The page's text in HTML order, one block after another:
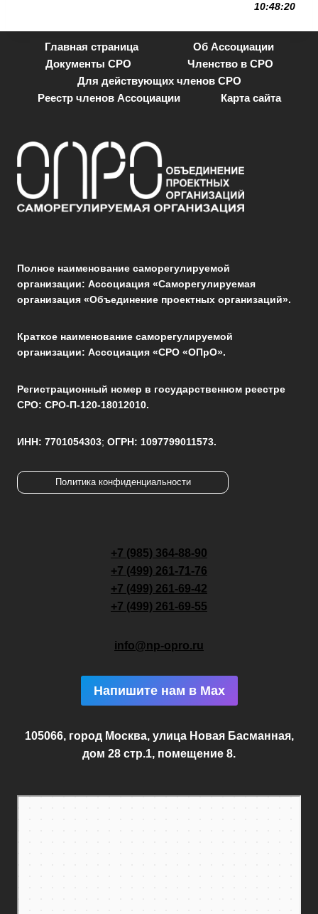
10:48:20
Главная страница
Об Ассоциации
Документы СРО
Членство в СРО
Для действующих членов СРО
Реестр членов Ассоциации
Карта сайта
Полное наименование саморегулируемой
организации: Ассоциация «Саморегулируемая
организация «Объединение проектных организаций».
Краткое наименование саморегулируемой
организации: Ассоциация «СРО «ОПрО».
Регистрационный номер в государственном реестре
СРО: СРО-П-120-18012010.
ИНН: 7701054303; ОГРН: 1097799011573.
Политика конфиденциальности
+7 (985) 364-88-90
+7 (499) 261-71-76
+7 (499) 261-69-42
+7 (499) 261-69-55
info@np-opro.ru
Напишите нам в Max
105066, город Москва, улица Новая Басманная,
дом 28 стр.1, помещение 8.